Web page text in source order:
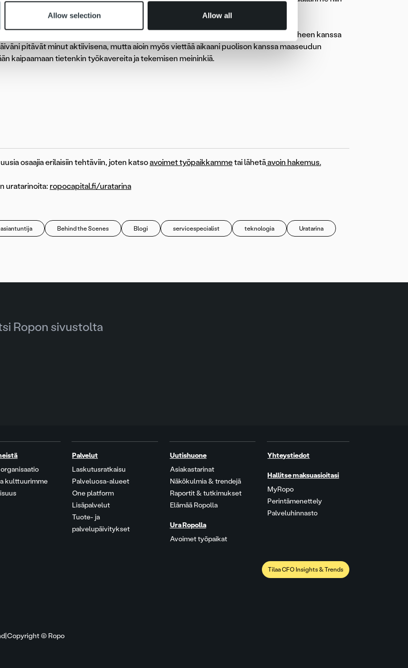
Allow selection Allow all
ja pienlapsiarki ovat takana ja sen myötä kiire on hellittänyt.
metsästys-, kalastus- ja liikuntaharrastustani. Myös marjanviljelyä ja ajanviettoa perheen kanssa
pitävät minut aktiivisena, mutta aioin myös viettää aikaani puolison kanssa maaseudun
kaipaamaan tietenkin työkavereita ja tekemisen meininkiä.
osaajia erilaisiin tehtäviin, joten katsoavoimet työpaikkammetai lähetäavoin hakemus.
uratarinoita: ropocapital.fi/uratarina
asiantuntija Behind the Scenes Blogi servicespecialist teknologia Uratarina
kulttuurimme
Palvelut
Laskutusratkaisu
Palveluosa-alueet
One platform
Lisäpalvelut
Tuote- ja
palvelupäivitykset
Uutishuone
Asiakastarinat
Näkökulmia & trendejä
Raportit & tutkimukset
Elämää Ropolla
Ura Ropolla
Avoimet työpaikat
Yhteystiedot
Hallitse maksuasioitasi
MyRopo
Perintämenettely
Palveluhinnasto
Tilaa CFO Insights & Trends
|Copyright © Ropo